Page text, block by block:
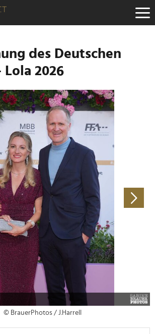
des Deutschen
Lola 2026
© BrauerPhotos / J.Harrell